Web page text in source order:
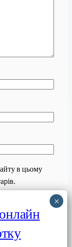
в цьому
Завантажити